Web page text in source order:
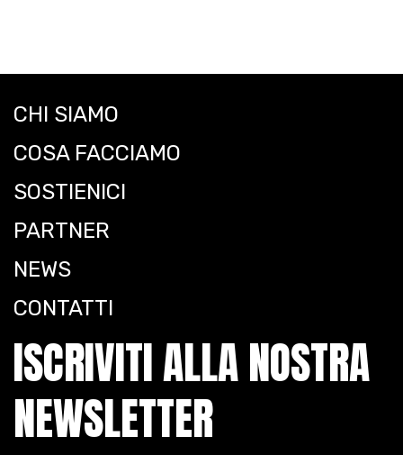
CHI SIAMO
COSA FACCIAMO
SOSTIENICI
PARTNER
NEWS
CONTATTI
ISCRIVITI ALLA NOSTRA
NEWSLETTER